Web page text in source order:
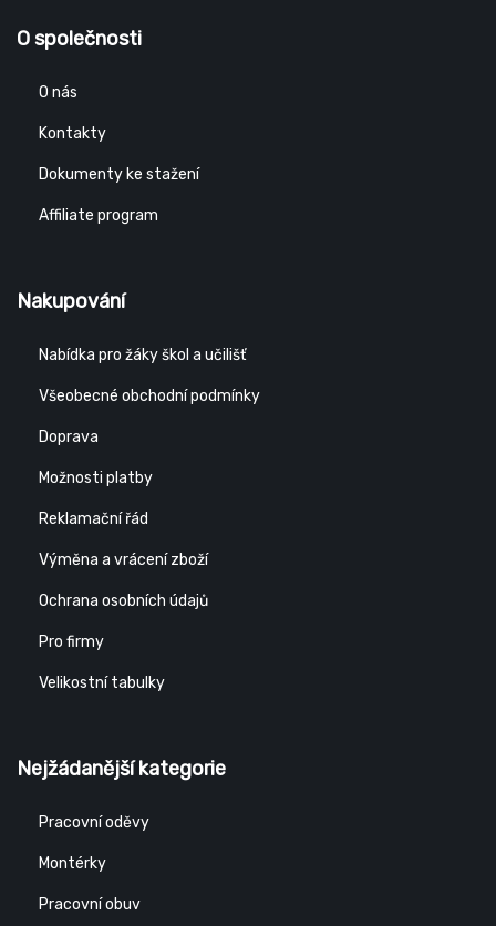
O společnosti
O nás
Kontakty
Dokumenty ke stažení
Affiliate program
Nakupování
Nabídka pro žáky škol a učilišť
Všeobecné obchodní podmínky
Doprava
Možnosti platby
Reklamační řád
Výměna a vrácení zboží
Ochrana osobních údajů
Pro firmy
Velikostní tabulky
Nejžádanější kategorie
Pracovní oděvy
Montérky
Pracovní obuv